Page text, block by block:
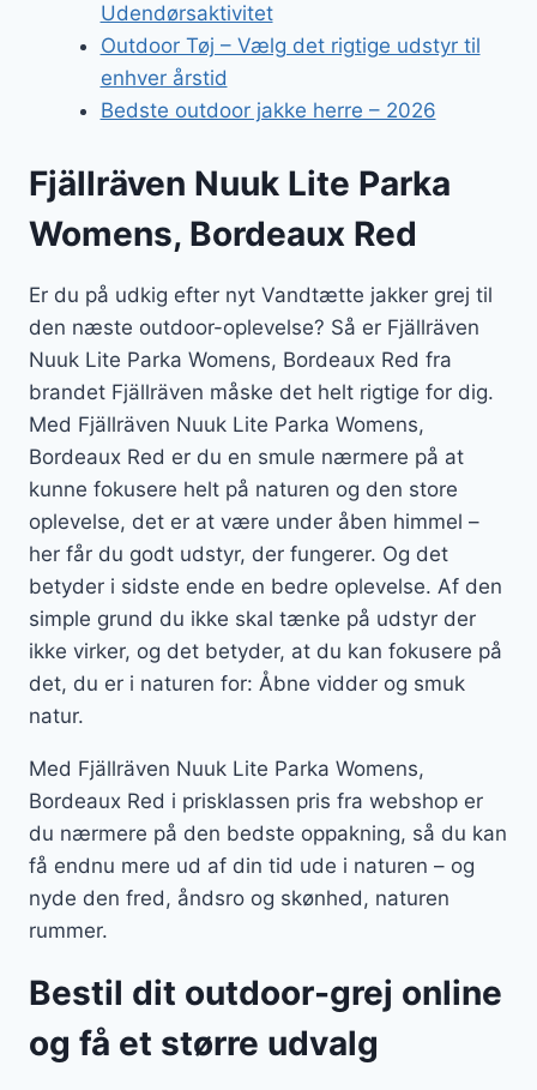
Udendørsaktivitet
Outdoor Tøj – Vælg det rigtige udstyr til
enhver årstid
Bedste outdoor jakke herre – 2026
Fjällräven Nuuk Lite Parka
Womens, Bordeaux Red
Er du på udkig efter nyt Vandtætte jakker grej til
den næste outdoor-oplevelse? Så er Fjällräven
Nuuk Lite Parka Womens, Bordeaux Red fra
brandet Fjällräven måske det helt rigtige for dig.
Med Fjällräven Nuuk Lite Parka Womens,
Bordeaux Red er du en smule nærmere på at
kunne fokusere helt på naturen og den store
oplevelse, det er at være under åben himmel –
her får du godt udstyr, der fungerer. Og det
betyder i sidste ende en bedre oplevelse. Af den
simple grund du ikke skal tænke på udstyr der
ikke virker, og det betyder, at du kan fokusere på
det, du er i naturen for: Åbne vidder og smuk
natur.
Med Fjällräven Nuuk Lite Parka Womens,
Bordeaux Red i prisklassen pris fra webshop er
du nærmere på den bedste oppakning, så du kan
få endnu mere ud af din tid ude i naturen – og
nyde den fred, åndsro og skønhed, naturen
rummer.
Bestil dit outdoor-grej online
og få et større udvalg